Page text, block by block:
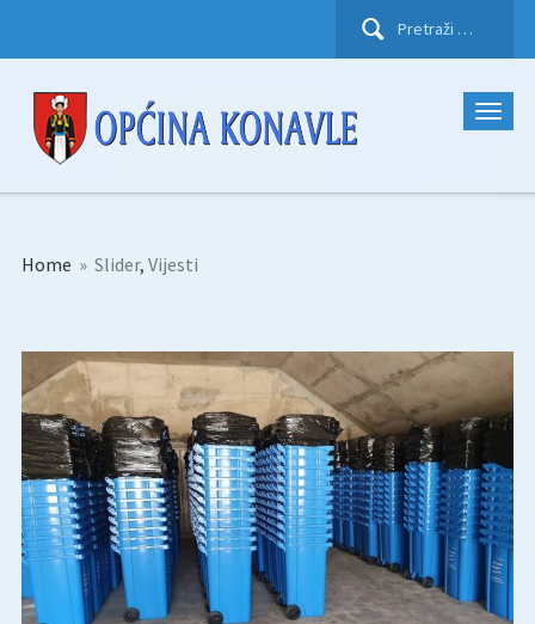
Pretraži:
Home » Slider, Vijesti